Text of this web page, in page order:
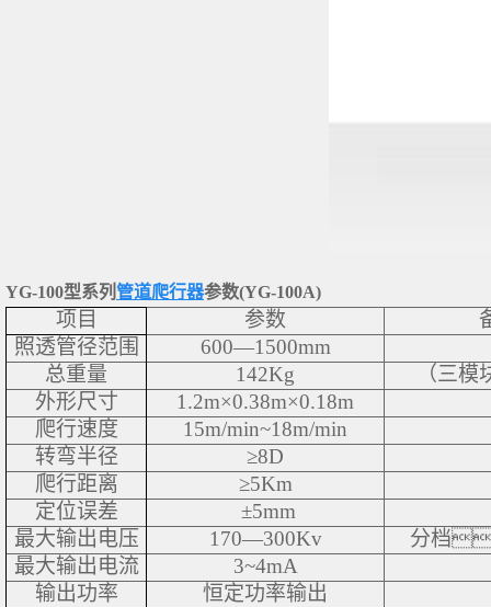
YG-100型系列 管道爬行器参数(YG-100A)
项目 参数
照透管径范围
600—1500mm
总重量
142Kg
（三模
外形尺寸
1.2m×0.38m×0.18m
爬行速度
15m/min~18m/min
转弯半径
≥8D
爬行距离
≥5Km
定位误差
±5mm
最大输出电压
170—300Kv
分档
最大输出电流
3~4mA
输出功率
恒定功率输出